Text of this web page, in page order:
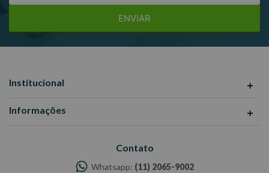
Fabricante: TEKBOND
-Imagens meramente ilustrativas
-Todas as informações divulgadas são de responsabilidade do
Fabricante/ Fornecedor.
ENVIAR
Institucional
Informações
Contato
Whatsapp: (11) 2065-9002